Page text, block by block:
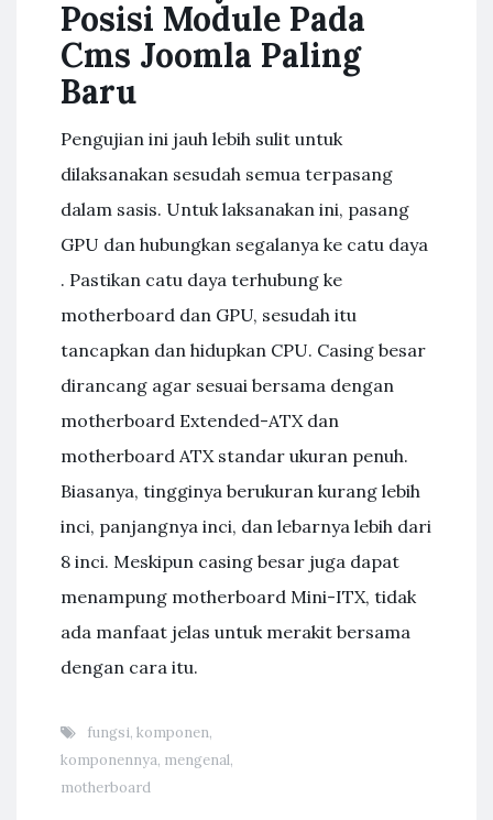
Posisi Module Pada
Cms Joomla Paling
Baru
Pengujian ini jauh lebih sulit untuk
dilaksanakan sesudah semua terpasang
dalam sasis. Untuk laksanakan ini, pasang
GPU dan hubungkan segalanya ke catu daya
. Pastikan catu daya terhubung ke
motherboard dan GPU, sesudah itu
tancapkan dan hidupkan CPU. Casing besar
dirancang agar sesuai bersama dengan
motherboard Extended-ATX dan
motherboard ATX standar ukuran penuh.
Biasanya, tingginya berukuran kurang lebih
inci, panjangnya inci, dan lebarnya lebih dari
8 inci. Meskipun casing besar juga dapat
menampung motherboard Mini-ITX, tidak
ada manfaat jelas untuk merakit bersama
dengan cara itu.
fungsi, komponen,
komponennya, mengenal,
motherboard